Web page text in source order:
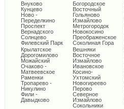
Внуково
Кунцево
Ново -
Переделкино
Проспект
Вернадского
Солнцево
Филевский Парк
Крылатское
Дорогомилово
Можайский
Очаково -
Матвеевское
Раменки
Тропарево -
Никулино
Фили -
Давыдково
Богородское
Восточный
Гольяново
Измайлово
Метрогородок
Новокосино
Преображенское
Соколиная Гора
Вешняки
Восточное
Измайлово
Ивановское
Косино-
Ухтомский
Новогиреево
Перово
Северное
Измайлово
Сокольники